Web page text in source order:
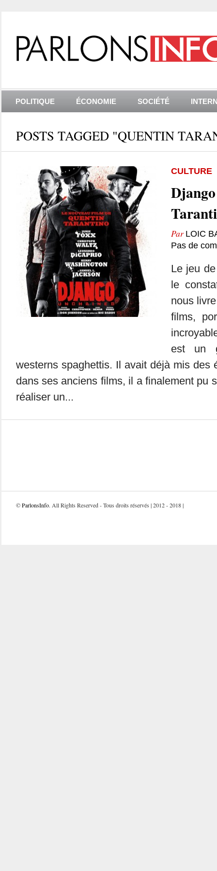
POLITIQUE ÉCONOMIE SOCIÉTÉ
POSTS TAGGED "QUENTIN
CULTURE
Par LOIC
Pas de
Le jeu
le
nous
films,
est un
westerns spaghettis. Il avait déjà mis des
dans ses anciens films, il a finalement pu
réaliser un...
©ParlonsInfo. All Rights Reserved - Tous droits réservés | 2012 - 2018 |